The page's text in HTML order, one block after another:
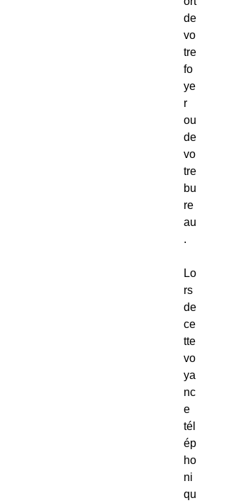
de
vo
tre
fo
ye
r
ou
de
vo
tre
bu
re
au
.
Lo
rs
de
ce
tte
vo
ya
nc
e
tél
ép
ho
ni
qu